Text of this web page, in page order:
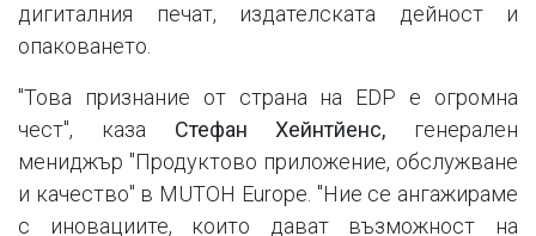
дигиталния печат, издателската дейност и
опаковането.
"Това признание от страна на EDP е огромна
чест", каза Стефан Хейнтйенс, генерален
мениджър "Продуктово приложение, обслужване
и качество" в MUTOH Europe. "Ние се ангажираме
с иновациите, които дават възможност на